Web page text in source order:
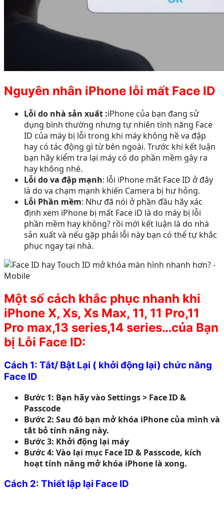
Nguyên nhân iPhone lỗi mất Face ID
Lỗi do nhà sản xuất :iPhone của bạn đang sử
dụng bình thường nhưng tự nhiên tính năng Face
ID của máy bị lỗi trong khi máy không hề va đập
hay có tác động gì từ bên ngoài. Trước khi kết luận
bạn hãy kiểm tra lại máy có do phần mềm gây ra
hay không nhé.
Lỗi do va đập mạnh: lỗi iPhone mất Face ID ở đây
là do va chạm mạnh khiến Camera bị hư hỏng.
Lỗi Phần mềm: Như đã nói ở phần đầu hãy xác
định xem iPhone bị mất Face iD là do máy bị lỗi
phần mềm hay không? rồi mới kết luận là do nhà
sản xuất và nếu gặp phải lỗi này bạn có thể tự khắc
phục ngay tại nhà.
Một số cách khắc phục nhanh khi
iPhone X, Xs, Xs Max, 11, 11 Pro,11
Pro max,13 series,14 series…của Bạn
bị Lỗi Face ID:
Cách 1: Tắt/ Bật Lại ( khởi động lại) chức năng
Face ID
Bước 1: Bạn hãy vào Settings > Face ID &
Passcode
Bước 2: Sau đó bạn mở khóa iPhone của mình và
tắt bỏ tính năng này.
Bước 3: Khởi động lại máy
Bước 4: Vào lại mục Face ID & Passcode, kích
hoạt tính năng mở khóa iPhone là xong.
Cách 2: Thiết lập lại Face ID